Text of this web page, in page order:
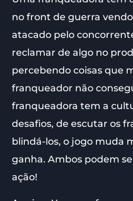
no front de guerra
atacado pelo
reclamar de algo no
percebendo coisas que
franqueador não
franqueadora tem a
desafios, de escutar os
blindá-los, o jogo muda
ganha. Ambos podem
ação!